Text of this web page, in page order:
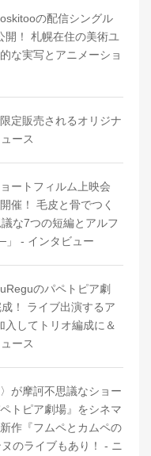
の配信シングル
開！ 札幌在住の美術ユ
な実写とアニメーショ
定販売されるオリジナ
ース
ートフィルム上映会
催！ 毛皮と骨でつく
な7つの短編とアルフ
」 - インタビュー
のパペトピア劇
！ ライブ出演するア
入してトリオ編成に＆
ース
が摩訶不思議なショー
トピア劇場』をシネマ
作『フムペとカムペの
のライブもあり！ - ニ